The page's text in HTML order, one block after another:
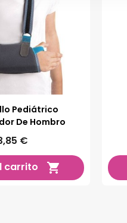
Pediátrico
De Hombro
€
carrito
